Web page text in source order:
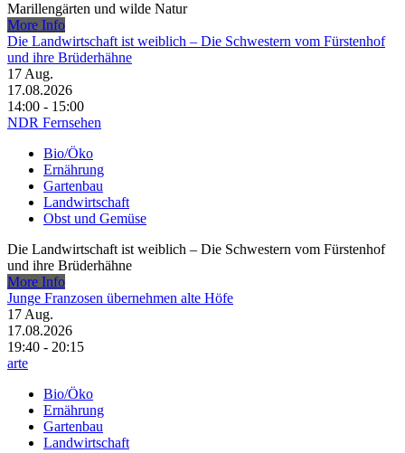
Marillengärten und wilde Natur
More Info
Die Landwirtschaft ist weiblich – Die Schwestern vom Fürstenhof
und ihre Brüderhähne
17 Aug.
17.08.2026
14:00 - 15:00
NDR Fernsehen
Bio/Öko
Ernährung
Gartenbau
Landwirtschaft
Obst und Gemüse
Die Landwirtschaft ist weiblich – Die Schwestern vom Fürstenhof
und ihre Brüderhähne
More Info
Junge Franzosen übernehmen alte Höfe
17 Aug.
17.08.2026
19:40 - 20:15
arte
Bio/Öko
Ernährung
Gartenbau
Landwirtschaft